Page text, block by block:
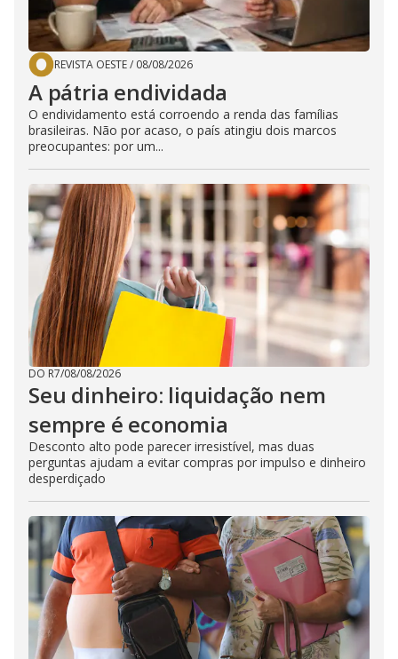
REVISTA OESTE/ 08/08/2026
A pátria endividada
O endividamento está corroendo a renda das famílias
brasileiras. Não por acaso, o país atingiu dois marcos
preocupantes: por um...
DO R7/08/08/2026
Seu dinheiro: liquidação nem
sempre é economia
Desconto alto pode parecer irresistível, mas duas
perguntas ajudam a evitar compras por impulso e dinheiro
desperdiçado